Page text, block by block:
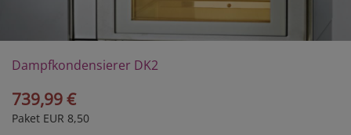
Dampfkondensierer DK2
739,99 €
Paket EUR 8,50